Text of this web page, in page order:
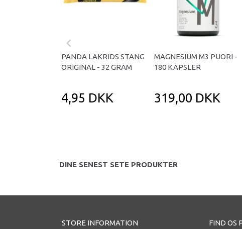
PANDA LAKRIDS STANG
ORIGINAL - 32 GRAM
4,95 DKK
MAGNESIUM M3 PUORI -
180 KAPSLER
319,00 DKK
DINE SENEST SETE PRODUKTER
STORE INFORMATION FIND OS